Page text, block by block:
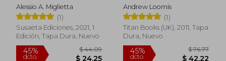
Alessio A. Miglietta
(1)
Susaeta Ediciones, 2021, 1
Edición, Tapa Dura, Nuevo
Andrew Loomis
(1)
Titan Books (UK), 2011, Tapa
Dura, Nuevo